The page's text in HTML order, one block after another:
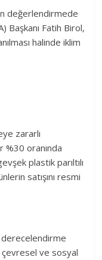
değerlendirmede
Başkanı Fatih Birol,
halinde iklim
zararlı
%30 oranında
plastik parıltılı
satışını resmi
çevresel ve sosyal